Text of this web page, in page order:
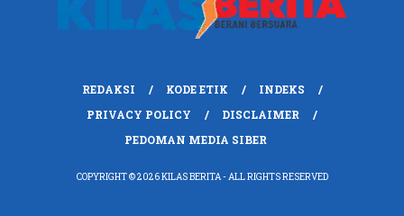
REDAKSI KODE ETIK
INDEKS
PRIVACY POLICY
DISCLAIMER
PEDOMAN MEDIA SIBER
COPYRIGHT © 2026 KILAS BERITA - ALL RIGHTS RESERVED